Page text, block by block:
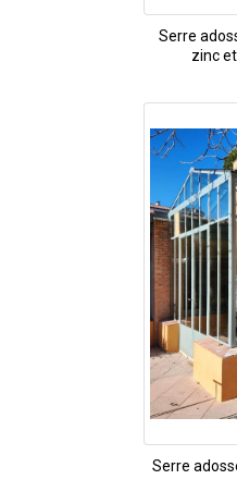
Serre
zinc
Serre